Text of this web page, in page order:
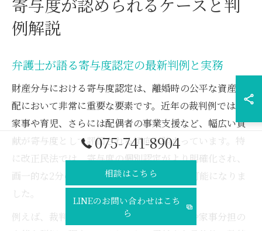
例解説
弁護士が語る寄与度認定の最新判例と実務
財産分与における寄与度認定は、離婚時の公平な資産分
配において非常に重要な要素です。近年の裁判例では、
家事や育児、さらには配偶者の事業支援など、幅広い貢
献が寄与度として評価される傾向が強まっています。特
に改正民法では、寄与度の個別認定がより明確化され、
画一的な2分の1ルールからの柔軟な修正が可能になりま
した。
例えば、裁判所は共働き夫婦の場合に収入や家事分担の
075-741-8904
相談はこちら
LINEのお問い合わせはこち
ら